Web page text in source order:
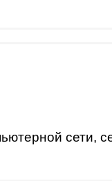
сети,